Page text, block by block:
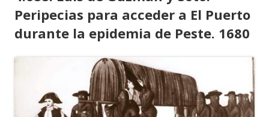
Peripecias para acceder a El Puerto
durante la epidemia de Peste. 1680